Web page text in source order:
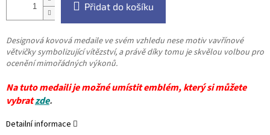
Přidat do košíku
Designová kovová medaile ve svém vzhledu nese motiv vavřínové
větvičky symbolizující vítězství, a právě díky tomu je skvělou volbou pro
ocenění mimořádných výkonů.
Na tuto medaili je možné umístit emblém, který si můžete
vybratzde.
Detailní informace